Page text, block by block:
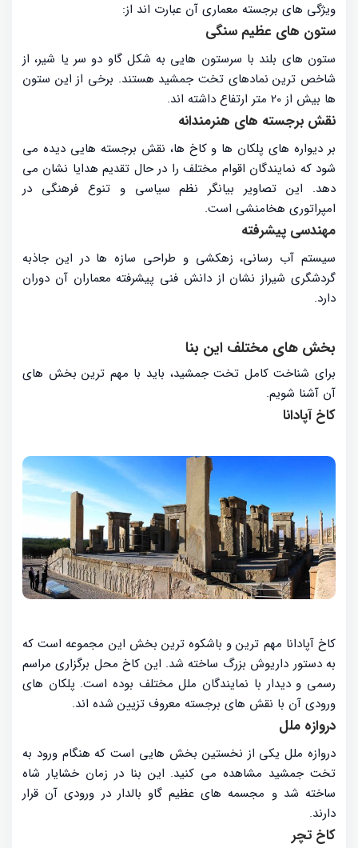
ویژگی های برجسته معماری آن عبارت اند از:
ستون های عظیم سنگی
ستون های بلند با سرستون هایی به شکل گاو دو سر یا شیر، از
شاخص ترین نمادهای تخت جمشید هستند. برخی از این ستون
ها بیش از 20 متر ارتفاع داشته اند.
نقش برجسته های هنرمندانه
بر دیواره های پلکان ها و کاخ ها، نقش برجسته هایی دیده می
شود که نمایندگان اقوام مختلف را در حال تقدیم هدایا نشان می
دهد. این تصاویر بیانگر نظم سیاسی و تنوع فرهنگی در
امپراتوری هخامنشی است.
مهندسی پیشرفته
سیستم آب رسانی، زهکشی و طراحی سازه ها در این جاذبه
گردشگری شیراز نشان از دانش فنی پیشرفته معماران آن دوران
دارد.
بخش های مختلف این بنا
برای شناخت کامل تخت جمشید، باید با مهم ترین بخش های
آن آشنا شویم.
کاخ آپادانا
کاخ آپادانا مهم ترین و باشکوه ترین بخش این مجموعه است که
به دستور داریوش بزرگ ساخته شد. این کاخ محل برگزاری مراسم
رسمی و دیدار با نمایندگان ملل مختلف بوده است. پلکان های
ورودی آن با نقش های برجسته معروف تزیین شده اند.
دروازه ملل
دروازه ملل یکی از نخستین بخش هایی است که هنگام ورود به
تخت جمشید مشاهده می کنید. این بنا در زمان خشایار شاه
ساخته شد و مجسمه های عظیم گاو بالدار در ورودی آن قرار
دارند.
کاخ تچر